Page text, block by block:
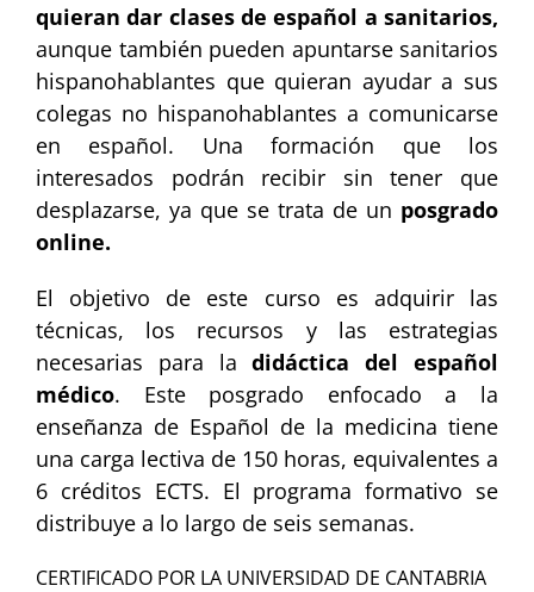
quieran dar clases de español a sanitarios,
aunque también pueden apuntarse sanitarios
hispanohablantes que quieran ayudar a sus
colegas no hispanohablantes a comunicarse
en español. Una formación que los
interesados podrán recibir sin tener que
desplazarse, ya que se trata de un posgrado
online.
El objetivo de este curso es adquirir las
técnicas, los recursos y las estrategias
necesarias para ladidáctica del español
médico. Este posgrado enfocado a la
enseñanza de Español de la medicina tiene
una carga lectiva de 150 horas, equivalentes a
6 créditos ECTS. El programa formativo se
distribuye a lo largo de seis semanas.
CERTIFICADO POR LA UNIVERSIDAD DE CANTABRIA